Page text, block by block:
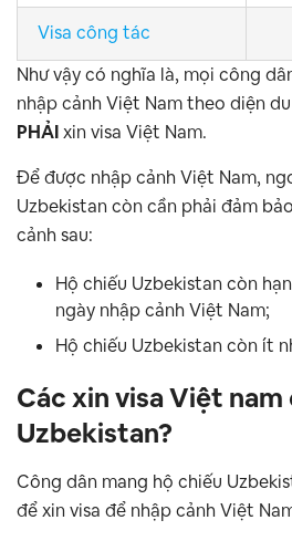
Visa công tác
Như vậy có nghĩa là, mọi công
nhập cảnh Việt Nam theo diện
PHẢIxin visa Việt Nam.
Để được nhập cảnh Việt Nam,
Uzbekistan còn cần phải đảm
cảnh sau:
Hộ chiếu Uzbekistan còn
ngày nhập cảnh Việt Nam;
Hộ chiếu Uzbekistan còn ít
Các xin visa Việt
Uzbekistan?
Công dân mang hộ chiếu
để xin visa để nhập cảnh Việt